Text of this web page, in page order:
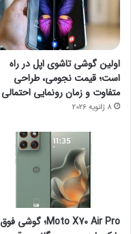
اولین گوشی تاشوی اپل در راه
است؛ قیمت نجومی، طراحی
متفاوت و زمان رونمایی احتمالی
8 ژانویه 2026
Moto X70 Air Pro؛ گوشی فوق